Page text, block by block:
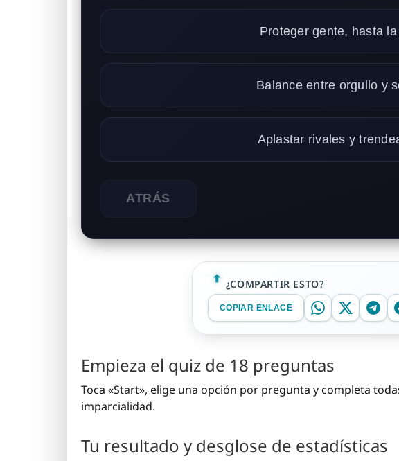
Proteger gente, hasta
Balance entre orgullo y
Aplastar rivales y
ATRÁS
¿COMPARTIR ESTO?
COPIAR ENLACE
Empieza el quiz de 18 preguntas
Toca «Start», elige una opción por pregunta y completa
imparcialidad.
Tu resultado y desglose de estadísticas